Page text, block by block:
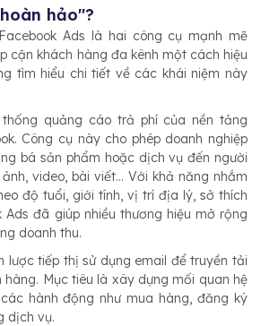
hảo"?
Ads là hai công cụ mạnh mẽ
cận khách hàng đa kênh một cách hiệu
tìm hiểu chi tiết về các khái niệm này
quảng cáo trả phí của nền tảng
Công cụ này cho phép doanh nghiệp
bá sản phẩm hoặc dịch vụ đến người
video, bài viết... Với khả năng nhắm
độ tuổi, giới tính, vị trí địa lý, sở thích
Ads đã giúp nhiều thương hiệu mở rộng
doanh thu.
lược tiếp thị sử dụng email để truyền tải
hàng. Mục tiêu là xây dựng mối quan hệ
hành động như mua hàng, đăng ký
dịch vụ.